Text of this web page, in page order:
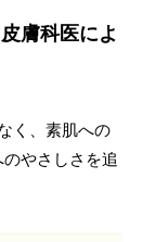
膚科医によ
く、素肌への
やさしさを追